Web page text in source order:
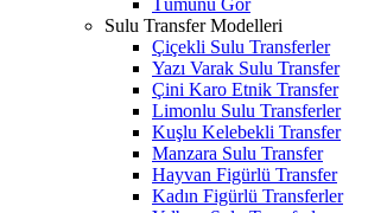
Tümünü Gör
Sulu Transfer Modelleri
Çiçekli Sulu Transferler
Yazı Varak Sulu Transfer
Çini Karo Etnik Transfer
Limonlu Sulu Transferler
Kuşlu Kelebekli Transfer
Manzara Sulu Transfer
Hayvan Figürlü Transfer
Kadın Figürlü Transferler